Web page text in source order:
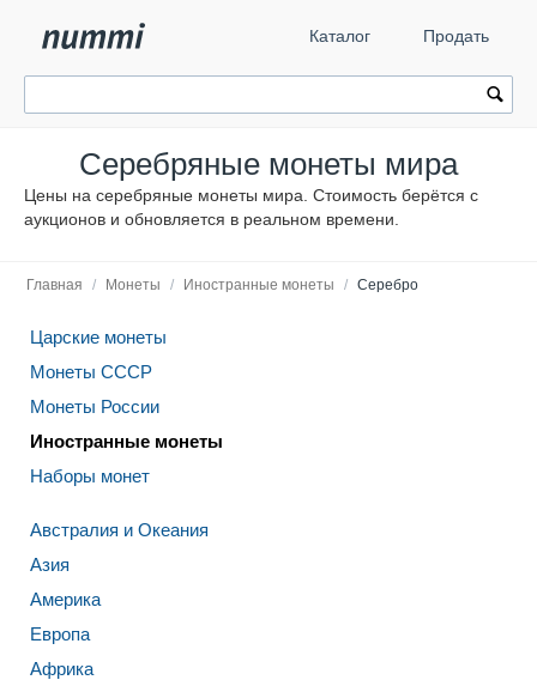
Каталог Продать
Серебряные монеты мира
Цены на серебряные монеты мира. Стоимость берётся с
аукционов и обновляется в реальном времени.
Главная / Монеты / Иностранные монеты / Серебро
Царские монеты
Монеты СССР
Монеты России
Иностранные монеты
Наборы монет
Австралия и Океания
Азия
Америка
Европа
Африка